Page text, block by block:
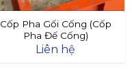
Cốp Pha Gối Cống (Cốp
Pha Đế Cống)
Liên hệ